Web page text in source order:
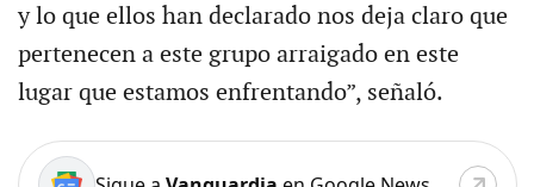
y lo que ellos han declarado nos deja claro que
pertenecen a este grupo arraigado en este
lugar que estamos enfrentando”, señaló.